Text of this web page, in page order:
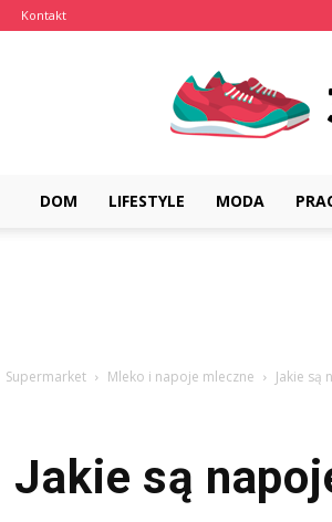
Kontakt
DOM LIFESTYLE MODA
Supermarket Mleko i napoje mleczne Jakie są
Jakie są